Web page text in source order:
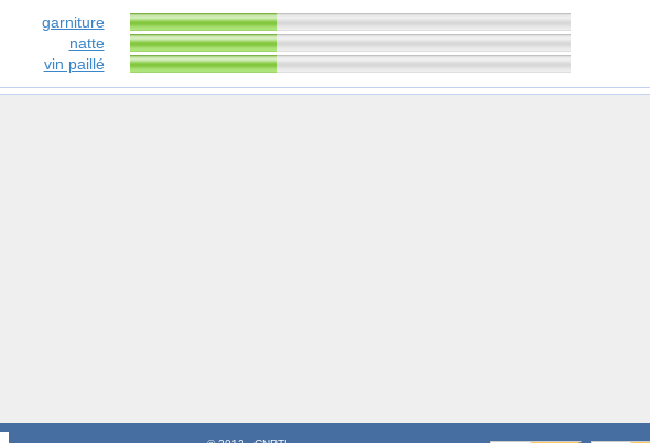
garniture
natte
vin paillé